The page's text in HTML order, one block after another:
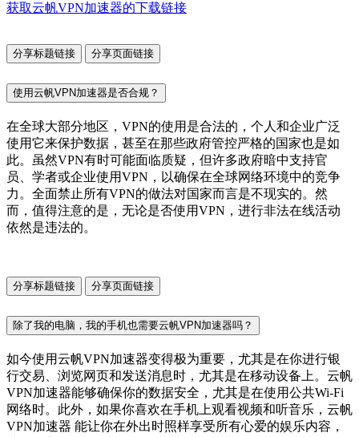
获取云帆VPN加速器的下载链接
分享标题链接 分享页面链接
使用云帆VPN加速器是否合规？
在全球大部分地区，VPN的使用是合法的，个人和企业广泛
使用它来保护数据，甚至在那些政府管控严格的国家也是如
此。虽然VPN有时可能面临质疑，但许多政府暗中支持官
员、学者或企业使用VPN，以确保在全球网络环境中的竞争
力。全面禁止所有VPN的做法对国家而言是不现实的。然
而，值得注意的是，无论是否使用VPN，进行非法在线活动
依然是违法的。
分享标题链接 分享页面链接
除了我的电脑，我的手机也需要云帆VPN加速器吗？
如今使用云帆VPN加速器变得极为重要，尤其是在你进行银
行交易、浏览网页和发送消息时，尤其是在移动设备上。云帆
VPN加速器能够确保你的数据安全，尤其是在使用公共Wi-Fi
网络时。此外，如果你喜欢在手机上观看视频和听音乐，云帆
VPN加速器 能让你在外出时照样享受所有心爱的娱乐内容，